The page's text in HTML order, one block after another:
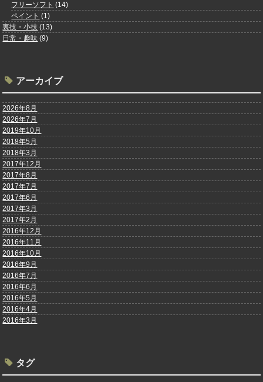
フリーソフト (14)
ペイント (1)
裏技・小技 (13)
日常・趣味 (9)
アーカイブ
2026年8月
2026年7月
2019年10月
2018年5月
2018年3月
2017年12月
2017年8月
2017年7月
2017年6月
2017年3月
2017年2月
2016年12月
2016年11月
2016年10月
2016年9月
2016年7月
2016年6月
2016年5月
2016年4月
2016年3月
タグ